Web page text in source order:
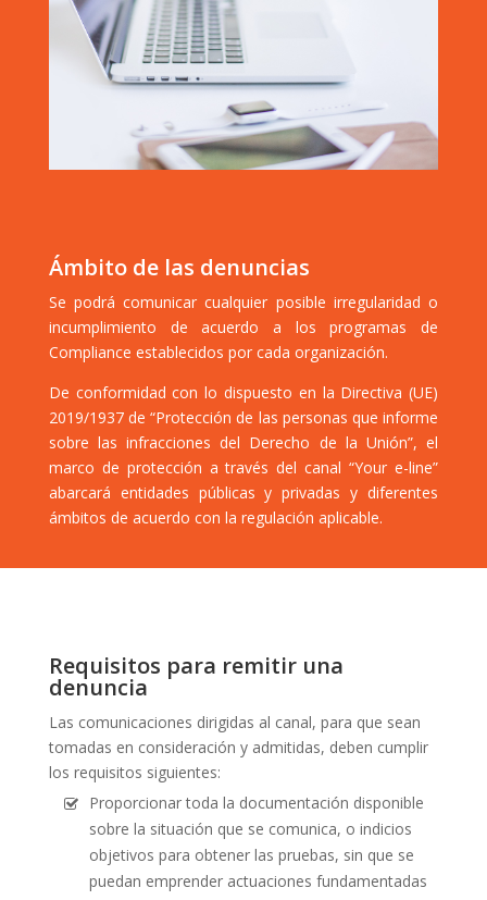
Ámbito de las denuncias
Se podrá comunicar cualquier posible irregularidad o
incumplimiento de acuerdo a los programas de
Compliance establecidos por cada organización.
De conformidad con lo dispuesto en la Directiva (UE)
2019/1937 de “Protección de las personas que informe
sobre las infracciones del Derecho de la Unión”, el
marco de protección a través del canal “Your e-line”
abarcará entidades públicas y privadas y diferentes
ámbitos de acuerdo con la regulación aplicable.
Requisitos para remitir una
denuncia
Las comunicaciones dirigidas al canal, para que sean
tomadas en consideración y admitidas, deben cumplir
los requisitos siguientes:
Proporcionar toda la documentación disponible
sobre la situación que se comunica, o indicios
objetivos para obtener las pruebas, sin que se
puedan emprender actuaciones fundamentadas